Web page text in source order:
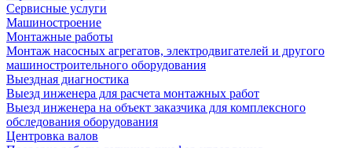
Сервисные услуги
Машиностроение
Монтажные работы
Монтаж насосных агрегатов, электродвигателей и другого
машиностроительного оборудования
Выездная диагностика
Выезд инженера для расчета монтажных работ
Выезд инженера на объект заказчика для комплексного
обследования оборудования
Центровка валов